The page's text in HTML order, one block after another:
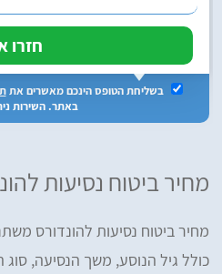
בשליחת הטופס הינכם מאשרים את
באתר. השירות
מחיר ביטוח נסיעות
מחיר ביטוח נסיעות להונדורס
כולל גיל הנוסע, משך הנסיעה,